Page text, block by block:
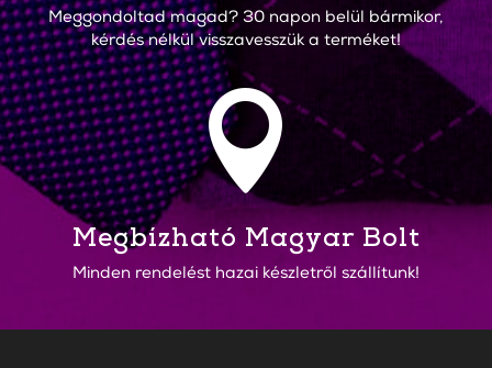
Meggondoltad magad? 30 napon belül bármikor,
kérdés nélkül visszavesszük a terméket!

Megbízható Magyar Bolt
Minden rendelést hazai készletről szállítunk!